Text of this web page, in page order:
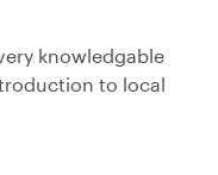
knowledgable
to local